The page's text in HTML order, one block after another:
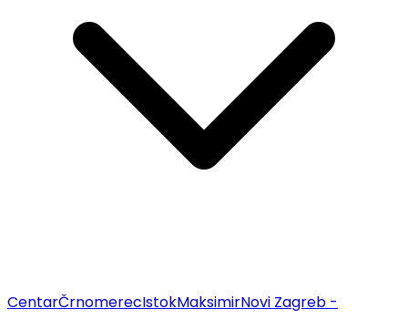
CentarČrnomerecIstokMaksimirNovi Zagreb -